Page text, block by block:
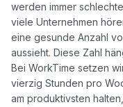
werden immer
viele Unternehmen
eine gesunde Anzahl
aussieht. Diese Zahl
Bei WorkTime setzen
vierzig Stunden pro
am produktivsten